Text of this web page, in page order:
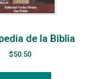
de la Biblia
$50.50